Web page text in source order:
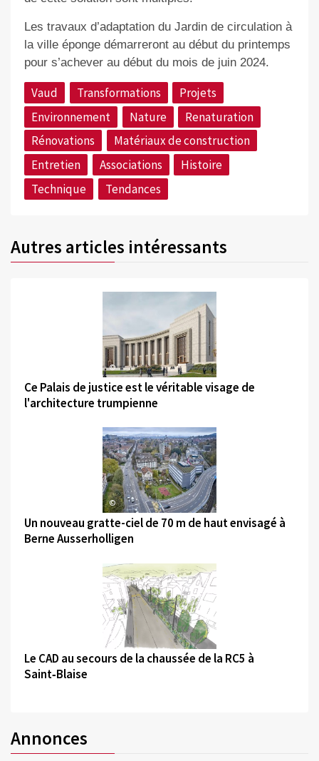
Les travaux d’adaptation du Jardin de circulation à
la ville éponge démarreront au début du printemps
pour s’achever au début du mois de juin 2024.
Vaud Transformations
Projets
Environnement
Nature
Renaturation
Rénovations
Matériaux de construction
Entretien
Associations
Histoire
Technique
Tendances
Autres articles intéressants
©
Ce Palais de justice est le véritable visage de
l'architecture trumpienne
©
Un nouveau gratte-ciel de 70 m de haut envisagé à
Berne Ausserholligen
©
Le CAD au secours de la chaussée de la RC5 à
Saint‑Blaise
Annonces